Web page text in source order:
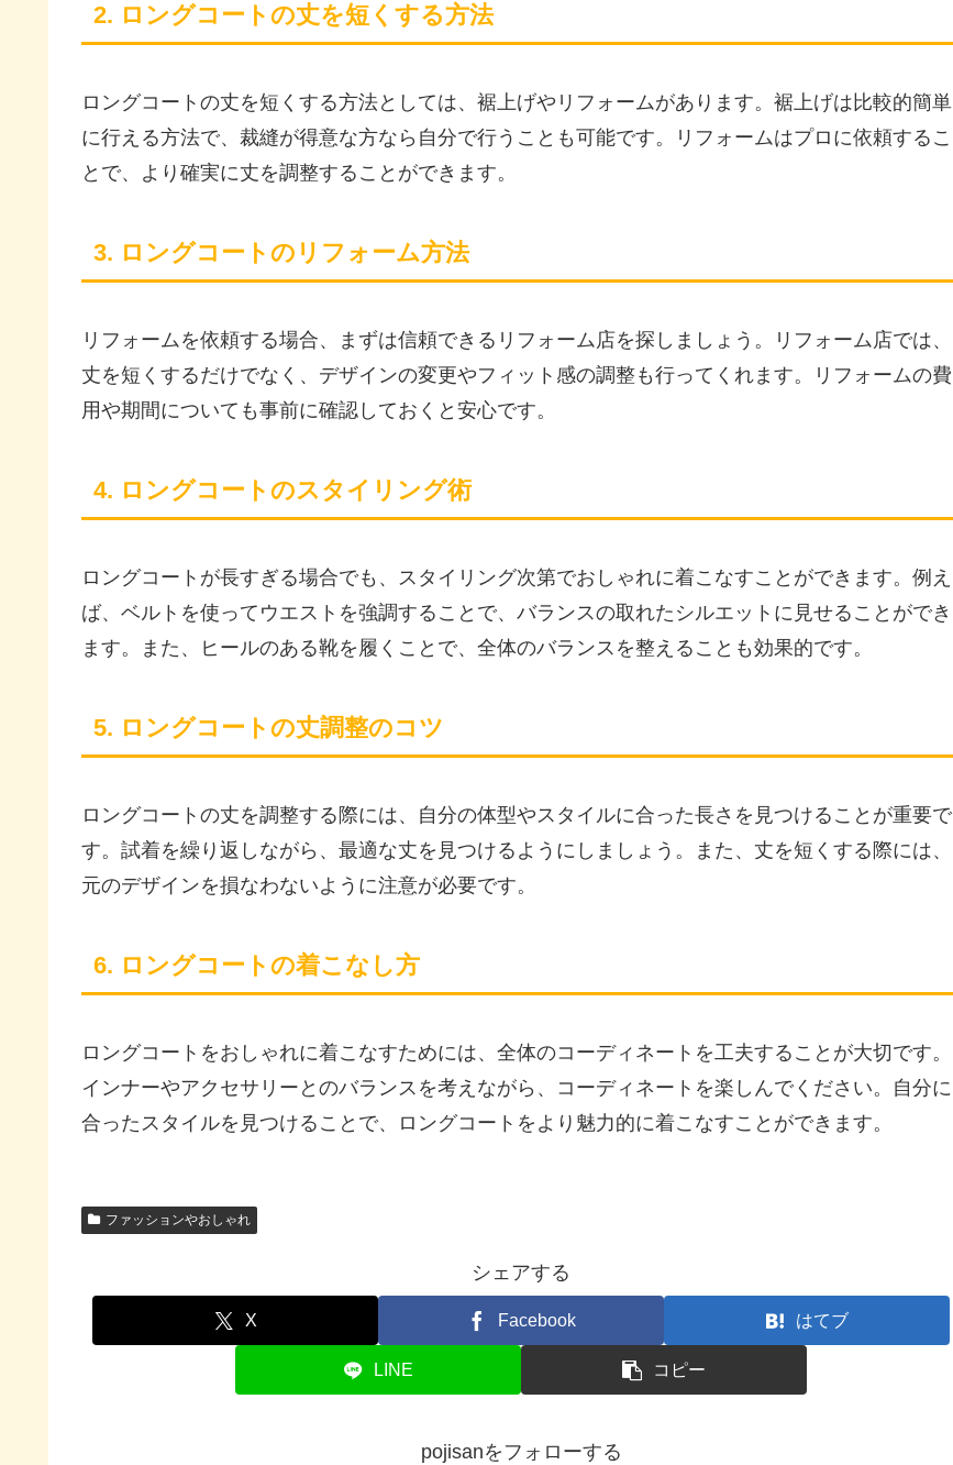
2. ロングコートの丈を短くする方法
ロングコートの丈を短くする方法としては、裾上げやリフォームがあります。裾上げは比較的簡単
に行える方法で、裁縫が得意な方なら自分で行うことも可能です。リフォームはプロに依頼するこ
とで、より確実に丈を調整することができます。
3. ロングコートのリフォーム方法
リフォームを依頼する場合、まずは信頼できるリフォーム店を探しましょう。リフォーム店では、
丈を短くするだけでなく、デザインの変更やフィット感の調整も行ってくれます。リフォームの費
用や期間についても事前に確認しておくと安心です。
4. ロングコートのスタイリング術
ロングコートが長すぎる場合でも、スタイリング次第でおしゃれに着こなすことができます。例え
ば、ベルトを使ってウエストを強調することで、バランスの取れたシルエットに見せることができ
ます。また、ヒールのある靴を履くことで、全体のバランスを整えることも効果的です。
5. ロングコートの丈調整のコツ
ロングコートの丈を調整する際には、自分の体型やスタイルに合った長さを見つけることが重要で
す。試着を繰り返しながら、最適な丈を見つけるようにしましょう。また、丈を短くする際には、
元のデザインを損なわないように注意が必要です。
6. ロングコートの着こなし方
ロングコートをおしゃれに着こなすためには、全体のコーディネートを工夫することが大切です。
インナーやアクセサリーとのバランスを考えながら、コーディネートを楽しんでください。自分に
合ったスタイルを見つけることで、ロングコートをより魅力的に着こなすことができます。
ファッションやおしゃれ
シェアする
X Facebook はてブ
LINE コピー
pojisanをフォローする